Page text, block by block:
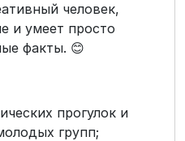
человек,
и умеет просто
факты. 😊
прогулок и
групп;